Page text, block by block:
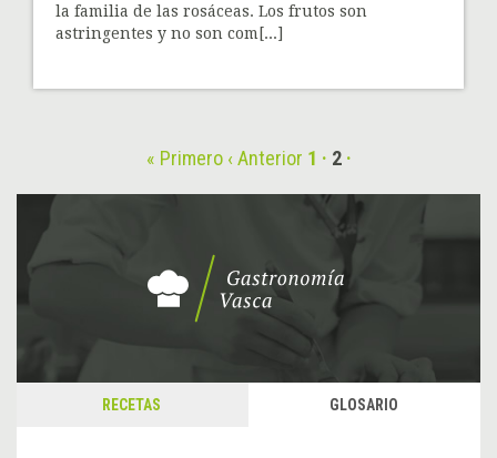
la familia de las rosáceas. Los frutos son
astringentes y no son com[...]
« Primero ‹ Anterior 1 2
RECETAS GLOSARIO